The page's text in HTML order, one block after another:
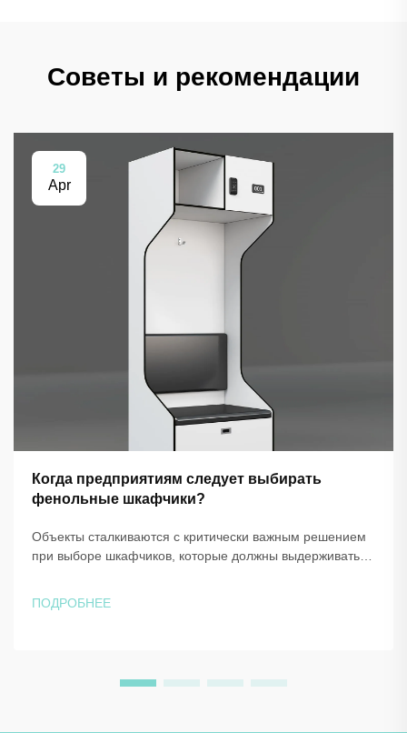
Советы и рекомендации
29
Apr
Когда предприятиям следует выбирать
фенольные шкафчики?
Объекты сталкиваются с критически важным решением
при выборе шкафчиков, которые должны выдерживать
Выбор между традиционными материалами и
ПОДРОБНЕЕ